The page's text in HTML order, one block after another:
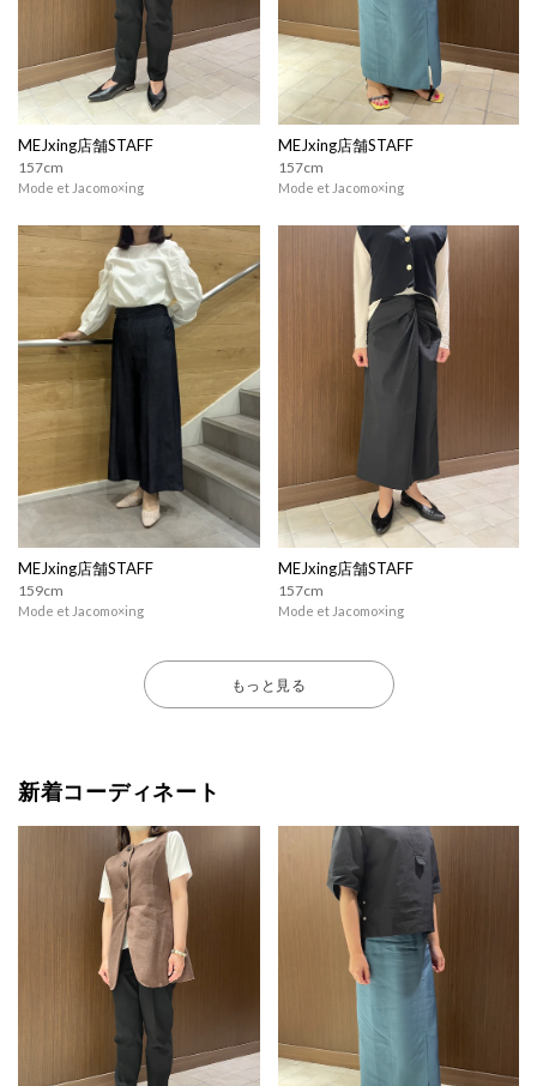
MEJxing店舗STAFF
157cm
Mode et Jacomo×ing
MEJxing店舗STAFF
157cm
Mode et Jacomo×ing
MEJxing店舗STAFF
159cm
Mode et Jacomo×ing
MEJxing店舗STAFF
157cm
Mode et Jacomo×ing
もっと見る
新着コーディネート